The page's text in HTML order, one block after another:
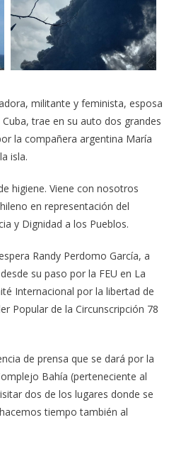
militante y feminista, esposa
trae en su auto dos grandes
la compañera argentina María
isla.
higiene. Viene con nosotros
en representación del
y Dignidad a los Pueblos.
Randy Perdomo García, a
su paso por la FEU en La
Internacional por la libertad de
Popular de la Circunscripción 78
de prensa que se dará por la
Bahía (perteneciente al
dos de los lugares donde se
tiempo también al